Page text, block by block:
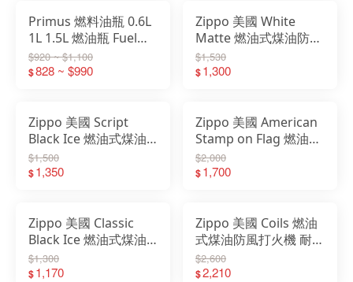
Primus 燃料油瓶 0.6L
1L 1.5L 燃油瓶 Fuel
Bottle 燃料瓶 鋁合金
油瓶 紅 737933
$920 ~ $1,100
$828 ~ $990
Zippo 美國 White
Matte 燃油式煤油防風
打火機 鷹與士兵/國旗
29418 (不含燃油)
$1,530
$1,300
Zippo 美國 Script
Black Ice 燃油式煤油
防風打火機 書寫風格
29631 (不含燃油)
$1,500
$1,350
Zippo 美國 American
Stamp on Flag 燃油式
煤油防風打火機 榮耀
29395 (不含燃油)
$2,000
$1,700
Zippo 美國 Classic
Black Ice 燃油式煤油
防風打火機 黑冰-PVD
浸染 150 (不含燃油)
$1,300
$1,170
Zippo 美國 Coils 燃油
式煤油防風打火機 耐摔
立交橋 29422 (不含燃
油)
$2,600
$2,210